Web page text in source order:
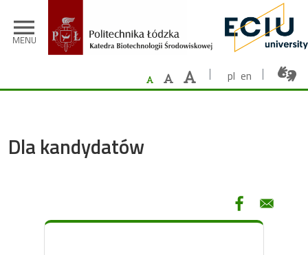
menu
MENU
pl en
Dla kandydatów